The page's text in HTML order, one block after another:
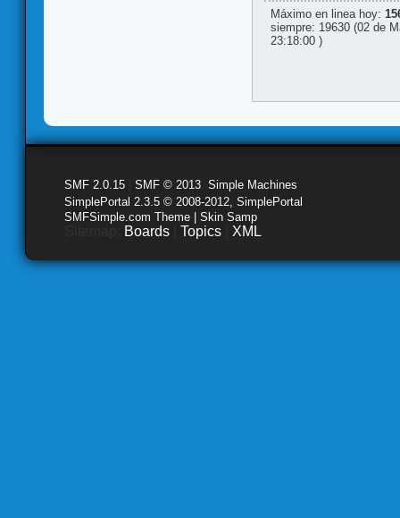
Máximo en linea hoy:
siempre: 19630 (02 de
23:18:00 )
SMF 2.0.15 SMF © 2013 Simple Machines
SimplePortal 2.3.5 © 2008-2012, SimplePortal
SMFSimple.com Theme | Skin Samp
Boards Topics XML